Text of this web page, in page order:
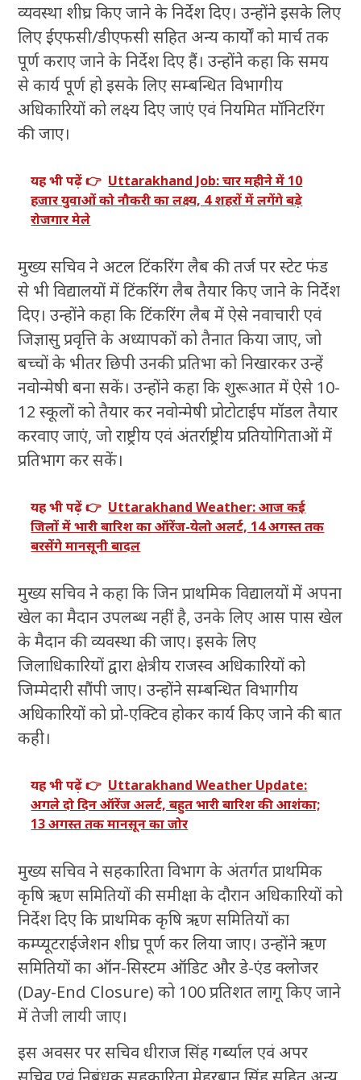
व्यवस्था शीघ्र किए जाने के निर्देश दिए। उन्होंने इसके लिए
लिए ईएफसी/डीएफसी सहित अन्य कार्यों को मार्च तक
पूर्ण कराए जाने के निर्देश दिए हैं। उन्होंने कहा कि समय
से कार्य पूर्ण हो इसके लिए सम्बन्धित विभागीय
अधिकारियों को लक्ष्य दिए जाएं एवं नियमित मॉनिटरिंग
की जाए।
यह भी पढ़ें 👉 Uttarakhand Job: चार महीने में 10
हजार युवाओं को नौकरी का लक्ष्य, 4 शहरों में लगेंगे बड़े
रोजगार मेले
मुख्य सचिव ने अटल टिंकरिंग लैब की तर्ज पर स्टेट फंड
से भी विद्यालयों में टिंकरिंग लैब तैयार किए जाने के निर्देश
दिए। उन्होंने कहा कि टिंकरिंग लैब में ऐसे नवाचारी एवं
जिज्ञासु प्रवृत्ति के अध्यापकों को तैनात किया जाए, जो
बच्चों के भीतर छिपी उनकी प्रतिभा को निखारकर उन्हें
नवोन्मेषी बना सकें। उन्होंने कहा कि शुरूआत में ऐसे 10-
12 स्कूलों को तैयार कर नवोन्मेषी प्रोटोटाईप मॉडल तैयार
करवाए जाएं, जो राष्ट्रीय एवं अंतर्राष्ट्रीय प्रतियोगिताओं में
प्रतिभाग कर सकें।
यह भी पढ़ें 👉 Uttarakhand Weather: आज कई
जिलों में भारी बारिश का ऑरेंज-येलो अलर्ट, 14 अगस्त तक
बरसेंगे मानसूनी बादल
मुख्य सचिव ने कहा कि जिन प्राथमिक विद्यालयों में अपना
खेल का मैदान उपलब्ध नहीं है, उनके लिए आस पास खेल
के मैदान की व्यवस्था की जाए। इसके लिए
जिलाधिकारियों द्वारा क्षेत्रीय राजस्व अधिकारियों को
जिम्मेदारी सौंपी जाए। उन्होंने सम्बन्धित विभागीय
अधिकारियों को प्रो-एक्टिव होकर कार्य किए जाने की बात
कही।
यह भी पढ़ें 👉 Uttarakhand Weather Update:
अगले दो दिन ऑरेंज अलर्ट, बहुत भारी बारिश की आशंका;
13 अगस्त तक मानसून का जोर
मुख्य सचिव ने सहकारिता विभाग के अंतर्गत प्राथमिक
कृषि ऋण समितियों की समीक्षा के दौरान अधिकारियों को
निर्देश दिए कि प्राथमिक कृषि ऋण समितियों का
कम्प्यूटराईजेशन शीघ्र पूर्ण कर लिया जाए। उन्होंने ऋण
समितियों का ऑन-सिस्टम ऑडिट और डे-एंड क्लोजर
(Day-End Closure) को 100 प्रतिशत लागू किए जाने
में तेजी लायी जाए।
इस अवसर पर सचिव धीराज सिंह गर्ब्याल एवं अपर